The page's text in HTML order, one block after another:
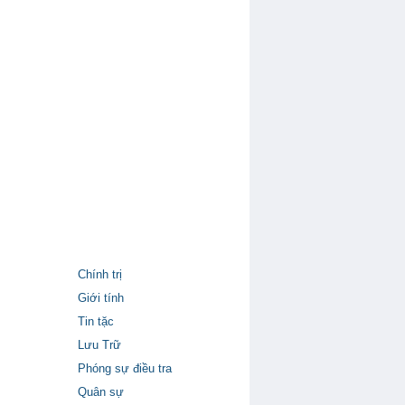
Chính trị
Giới tính
Tin tặc
Lưu Trữ
Phóng sự điều tra
Quân sự